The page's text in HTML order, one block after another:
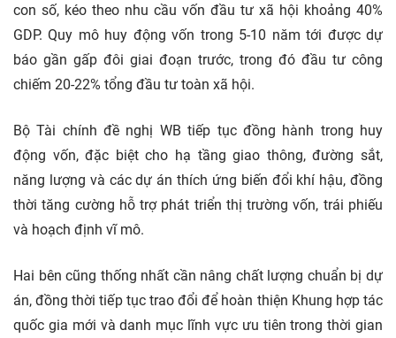
con số, kéo theo nhu cầu vốn đầu tư xã hội khoảng 40%
GDP. Quy mô huy động vốn trong 5-10 năm tới được dự
báo gần gấp đôi giai đoạn trước, trong đó đầu tư công
chiếm 20-22% tổng đầu tư toàn xã hội.
Bộ Tài chính đề nghị WB tiếp tục đồng hành trong huy
động vốn, đặc biệt cho hạ tầng giao thông, đường sắt,
năng lượng và các dự án thích ứng biến đổi khí hậu, đồng
thời tăng cường hỗ trợ phát triển thị trường vốn, trái phiếu
và hoạch định vĩ mô.
Hai bên cũng thống nhất cần nâng chất lượng chuẩn bị dự
án, đồng thời tiếp tục trao đổi để hoàn thiện Khung hợp tác
quốc gia mới và danh mục lĩnh vực ưu tiên trong thời gian